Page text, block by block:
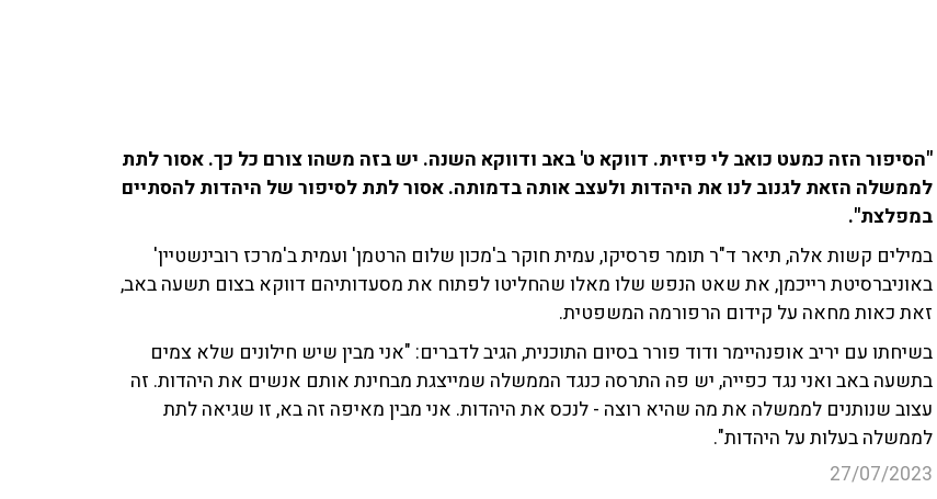
"הסיפור הזה כמעט כואב לי פיזית. דווקא ט' באב ודווקא השנה. יש בזה משהו צורם כל כך. אסור לתת
לממשלה הזאת לגנוב לנו את היהדות ולעצב אותה בדמותה. אסור לתת לסיפור של היהדות להסתיים
במפלצת".
במילים קשות אלה, תיאר ד"ר תומר פרסיקו, עמית חוקר ב'מכון שלום הרטמן' ועמית ב'מרכז רובינשטיין'
באוניברסיטת רייכמן, את שאט הנפש שלו מאלו שהחליטו לפתוח את מסעדותיהם דווקא בצום תשעה באב,
זאת כאות מחאה על קידום הרפורמה המשפטית.
בשיחתו עם יריב אופנהיימר ודוד פורר בסיום התוכנית, הגיב לדברים: "אני מבין שיש חילונים שלא צמים
בתשעה באב ואני נגד כפייה, יש פה התרסה כנגד הממשלה שמייצגת מבחינת אותם אנשים את היהדות. זה
עצוב שנותנים לממשלה את מה שהיא רוצה - לנכס את היהדות. אני מבין מאיפה זה בא, זו שגיאה לתת
לממשלה בעלות על היהדות".
27/07/2023